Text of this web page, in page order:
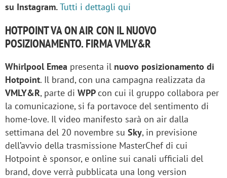
su Instagram.Tutti i dettagli qui
HOTPOINT VA ON AIR CON IL NUOVO
POSIZIONAMENTO. FIRMA VMLY&R
Whirlpool Emea presenta il nuovo posizionamento di
Hotpoint. Il brand, con una campagna realizzata da
VMLY&R, parte di WPP con cui il gruppo collabora per
la comunicazione, si fa portavoce del sentimento di
home-love. Il video manifesto sarà on air dalla
settimana del 20 novembre su Sky, in previsione
dell’avvio della trasmissione MasterChef di cui
Hotpoint è sponsor, e online sui canali ufficiali del
brand, dove verrà pubblicata una long version